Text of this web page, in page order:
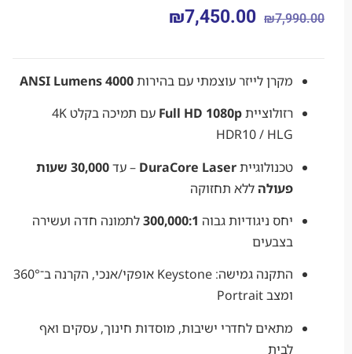
₪
₪7,450.00
מקרן לייזר עוצמתי עם בהירות4000 ANSI Lumens
רזולוציית Full HD 1080p
עם תמיכה בקלט 4K
HDR10 / HLG
טכנולוגיית DuraCore Laser– עד
30,000 שעות
ללא תחזוקה
יחס ניגודיות גבוה300,000:1 לתמונה חדה ועשירה
התקנה גמישה: Keystone אופקי/אנכי, הקרנה ב־360°
מתאים לחדרי ישיבות, מוסדות חינוך, עסקים ואף